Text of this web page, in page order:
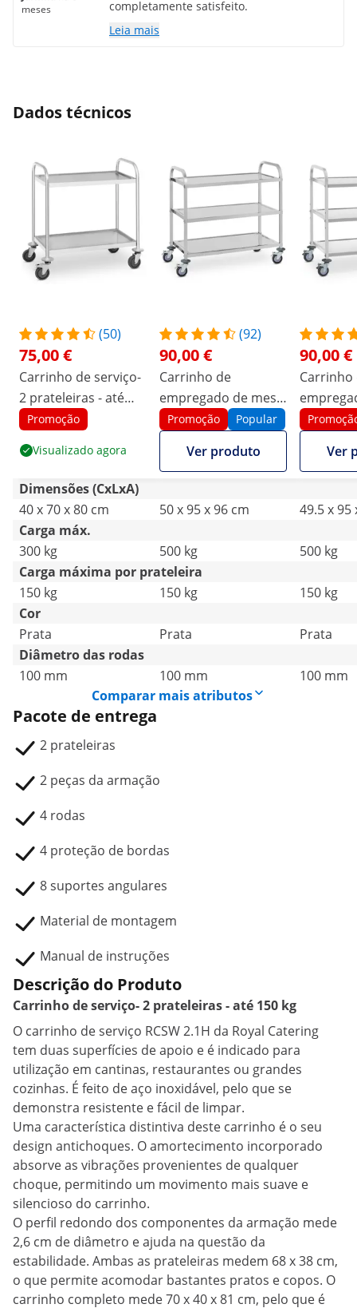
meses
completamente satisfeito.
Leia mais
Dados técnicos
(50)
75,00 €
Carrinho de serviço-
2 prateleiras - até
150 kg
Promoção
Visualizado agora
(92)
90,00 €
Carrinho de
empregado de mesa
- 3 prateleiras - 150
kg
Promoção Popular
Ver produto
90,00 €
Carrinho
- 3
500 kg
Ver
Dimensões (CxLxA)
40 x 70 x 80 cm
50 x 95 x 96 cm
49.5 x 95
Carga máx.
300 kg
500 kg
500 kg
Carga máxima por prateleira
150 kg
150 kg
150 kg
Cor
Prata
Prata
Prata
Diâmetro das rodas
100 mm
100 mm
100 mm
Comparar mais atributos
Pacote de entrega
2 prateleiras
2 peças da armação
4 rodas
4 proteção de bordas
8 suportes angulares
Material de montagem
Manual de instruções
Descrição do Produto
Carrinho de serviço- 2 prateleiras - até 150 kg
O carrinho de serviço RCSW 2.1H da Royal Catering
tem duas superfícies de apoio e é indicado para
utilização em cantinas, restaurantes ou grandes
cozinhas. É feito de aço inoxidável, pelo que se
demonstra resistente e fácil de limpar.
Uma característica distintiva deste carrinho é o seu
design antichoques. O amortecimento incorporado
absorve as vibrações provenientes de qualquer
choque, permitindo um movimento mais suave e
silencioso do carrinho.
O perfil redondo dos componentes da armação mede
2,6 cm de diâmetro e ajuda na questão da
estabilidade. Ambas as prateleiras medem 68 x 38 cm,
o que permite acomodar bastantes pratos e copos. O
carrinho completo mede 70 x 40 x 81 cm, pelo que é